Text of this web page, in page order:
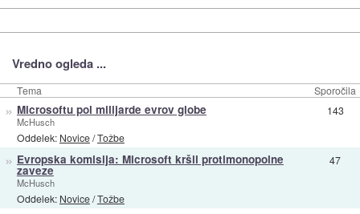
Vredno ogleda ...
Tema Sporočila
» Microsoftu pol milijarde evrov globe
McHusch
Oddelek: Novice/Tožbe
143
» Evropska komisija: Microsoft kršil protimonopolne
zaveze
McHusch
Oddelek: Novice/Tožbe
47